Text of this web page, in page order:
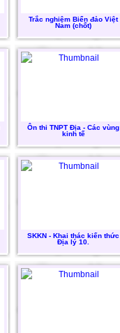
Trắc nghiệm Biển đảo Việt
Nam (chốt)
Ôn thi TNPT Địa - Các vùng
kinh tế
SKKN - Khai thác kiến thức
Địa lý 10.